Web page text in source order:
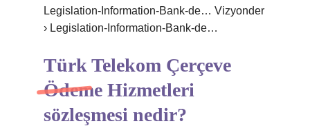
Legislation-Information-Bank-de… Vizyonder
› Legislation-Information-Bank-de…
Türk Telekom Çerçeve
Ödeme Hizmetleri
sözleşmesi nedir?